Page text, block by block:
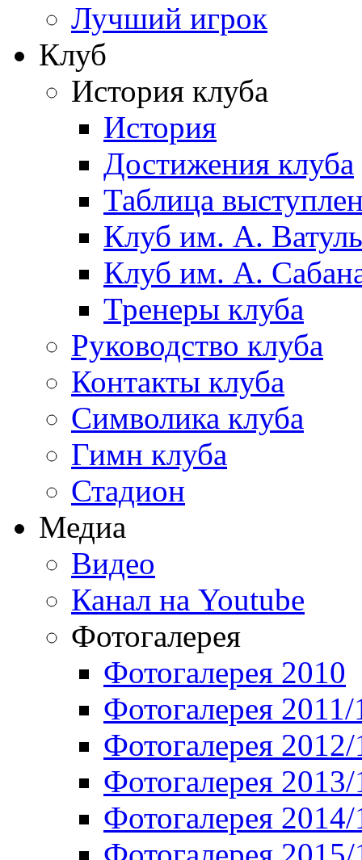
Лучший игрок
Клуб
История клуба
История
Достижения клуба
Таблица
Клуб им. А.
Клуб им. А.
Тренеры клуба
Руководство клуба
Контакты клуба
Символика клуба
Гимн клуба
Стадион
Медиа
Видео
Канал на Youtube
Фотогалерея
Фотогалерея 2010
Фотогалерея 2011/
Фотогалерея
Фотогалерея
Фотогалерея